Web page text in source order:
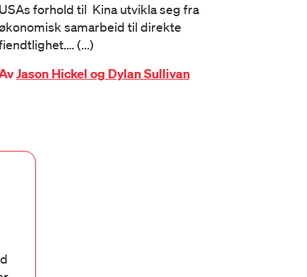
USAs forhold til Kina utvikla seg fra
samarbeid til direkte
(...)
Jason Hickel og Dylan Sullivan